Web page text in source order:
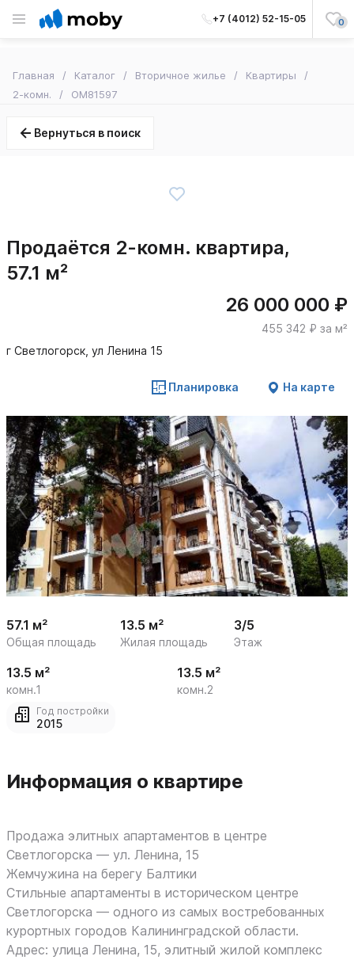
+7 (4012) 52-15-05 0
Главная Каталог Вторичное жилье
Квартиры
2-комн.
OM81597
Вернуться в поиск
Продаётся 2-комн. квартира,
57.1 м²
26 000 000 ₽
455 342 ₽ за м²
г Светлогорск, ул Ленина 15
Планировка На карте
1
/
19
57.1 м²
Общая площадь
13.5 м²
Жилая площадь
3/5
Этаж
13.5 м²
комн.1
13.5 м²
комн.2
Год постройки
2015
Информация о квартире
Продажа элитных апартаментов в центре
Светлогорска — ул. Ленина, 15
Жемчужина на берегу Балтики
Стильные апартаменты в историческом центре
Светлогорска — одного из самых востребованных
курортных городов Калининградской области.
Адрес: улица Ленина, 15, элитный жилой комплекс